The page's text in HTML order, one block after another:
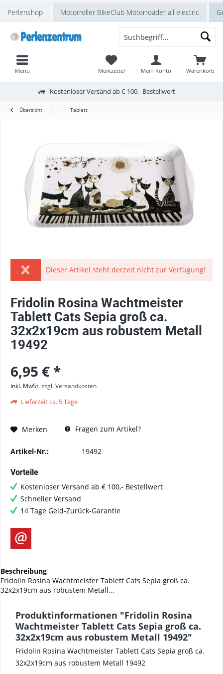
Perlenshop Motorroller BikeClub Motorroäder all electric
Kostenloser Versand ab € 100,- Bestellwert
Warenkorb
Merkzettel Mein Konto
Menü
Übersicht Tablett
Dieser Artikel steht derzeit nicht zur Verfügung!
Fridolin Rosina Wachtmeister
Tablett Cats Sepia groß ca.
32x2x19cm aus robustem Metall
19492
6,95 € *
inkl. MwSt.zzgl. Versandkosten
Lieferzeit ca. 5 Tage
Merken Fragen zum Artikel?
Artikel-Nr.: 19492
Vorteile
Kostenloser Versand ab € 100,- Bestellwert
Schneller Versand
14 Tage Geld-Zurück-Garantie
Beschreibung
Fridolin Rosina Wachtmeister Tablett Cats Sepia groß ca.
32x2x19cm aus robustem Metall...
Produktinformationen "Fridolin Rosina
Wachtmeister Tablett Cats Sepia groß ca.
32x2x19cm aus robustem Metall 19492"
Fridolin Rosina Wachtmeister Tablett Cats Sepia groß ca.
32x2x19cm aus robustem Metall 19492